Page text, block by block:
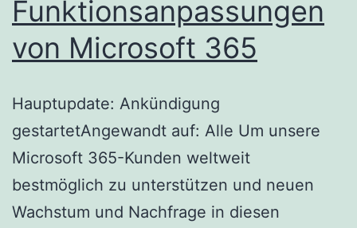
Funktionsanpassungen
von Microsoft 365
Hauptupdate: Ankündigung
gestartetAngewandt auf: Alle Um unsere
Microsoft 365-Kunden weltweit
bestmöglich zu unterstützen und neuen
Wachstum und Nachfrage in diesen